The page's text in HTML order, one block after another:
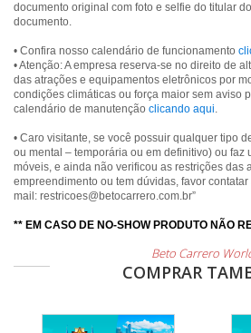
documento original com foto e selfie do titular
documento.
• Confira nosso calendário de funcionamento
• Atenção: A empresa reserva-se no direito de
das atrações e equipamentos eletrônicos por
condições climáticas ou força maior sem aviso
calendário de manutenção clicando aqui.
• Caro visitante, se você possuir qualquer tipo
ou mental – temporária ou em definitivo) ou faz
móveis, e ainda não verificou as restrições das
empreendimento ou tem dúvidas, favor
mail: restricoes@betocarrero.com.br”
** EM CASO DE NO-SHOW PRODUTO NÃO
Beto Carrero
COMPRAR